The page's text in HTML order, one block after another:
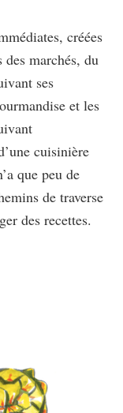
créées
marchés, du
ses
et les
cuisinière
que peu de
de traverse
des recettes.